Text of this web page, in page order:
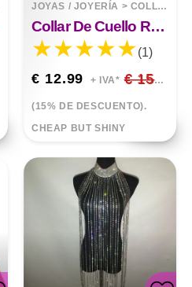
JOYAS / JOYERÍA > COLLARES
Collar De Cuello Redondo Con Colgante De Ropa Que Combina Con Todo
(1)
€ 12.99 + IVA* € 15.28
(15% DE DESCUENTO).
CHEAP BUT SHINY